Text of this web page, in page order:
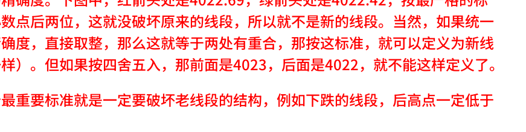
点后两位，这就没破坏原来的线段，所以就不是新的线段。当然，如果统一
度，直接取整，那么这就等于两处有重合，那按这标准，就可以定义为新线
）。但如果按四舍五入，那前面是4023，后面是4022，就不能这样定义了。
重要标准就是一定要破坏老线段的结构，例如下跌的线段，后高点一定低于